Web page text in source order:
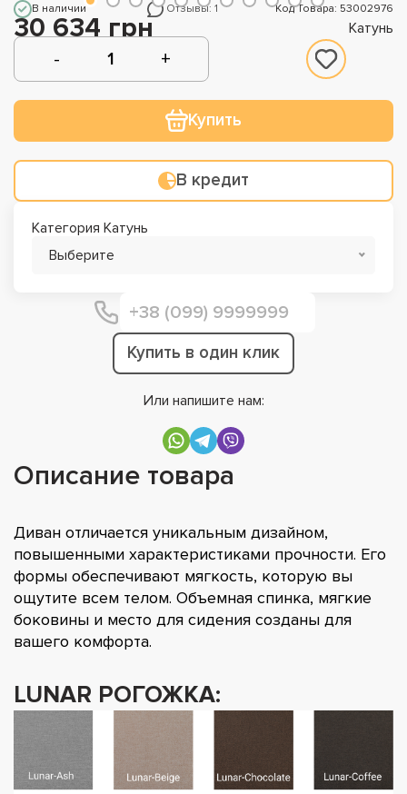
В наличии Отзывы: 1 Код Товара: 53002976
30 634 грн Катунь
Купить
В кредит
Категория Катунь
Выберите
Купить в один клик
Или напишите нам:
Описание товара
Диван отличается уникальным дизайном,
повышенными характеристиками прочности. Его
формы обеспечивают мягкость, которую вы
ощутите всем телом. Объемная спинка, мягкие
боковины и место для сидения созданы для
вашего комфорта.
LUNAR РОГОЖКА: